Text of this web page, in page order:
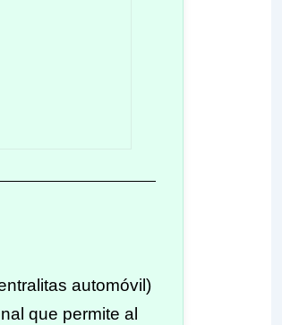
automóvil)
que permite al